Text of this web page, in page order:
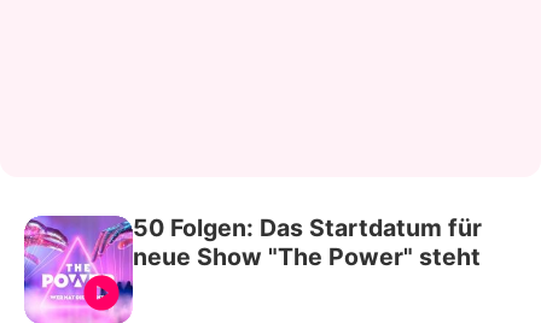
50 Folgen: Das Startdatum für
neue Show "The Power" steht